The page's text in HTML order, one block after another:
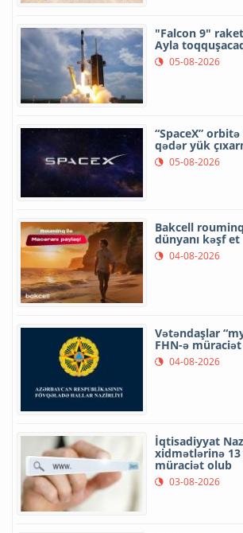
"Falcon 9"
Ayla
05-08-2026
“SpaceX”
qədər yük
05-08-2026
Bakcell
dünyanı kəşf et
04-08-2026
Vətəndaşlar
FHN-ə
04-08-2026
İqtisadiyyat
xidmətlərinə
müraciət olub
03-08-2026